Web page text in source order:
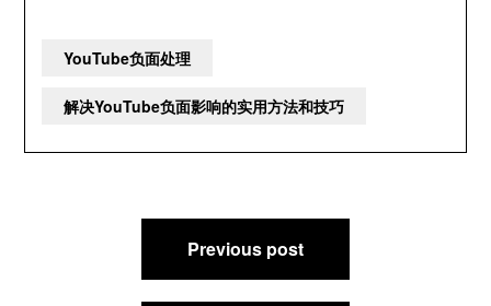
YouTube负面处理
解决YouTube负面影响的实用方法和技巧
Previous post